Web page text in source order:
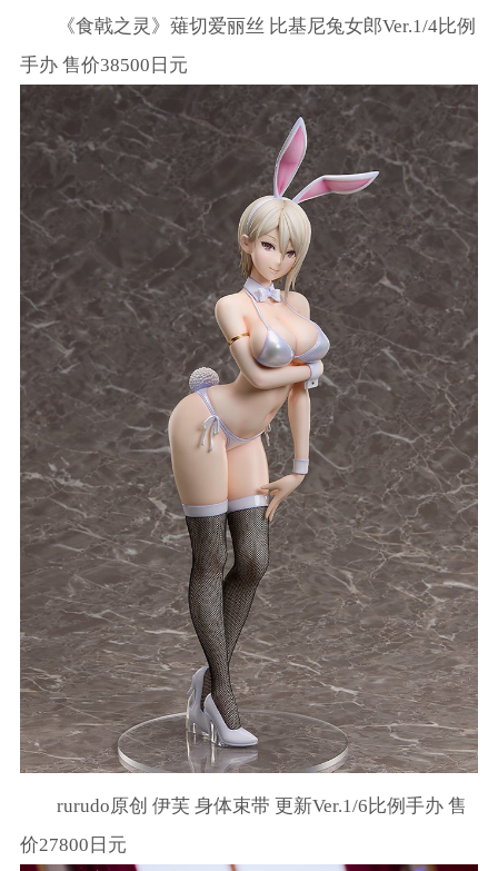
《食戟之灵》薙切爱丽丝 比基尼兔女郎Ver.1/4比例
手办 售价38500日元
rurudo原创 伊芙 身体束带 更新Ver.1/6比例手办 售
价27800日元